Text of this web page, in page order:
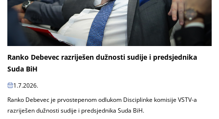
Ranko Debevec razriješen dužnosti sudije i predsjednika
Suda BiH
1.7.2026.
Ranko Debevec je prvostepenom odlukom Disciplinke komisije VSTV-a
razriješen dužnosti sudije i predsjednika Suda BiH.